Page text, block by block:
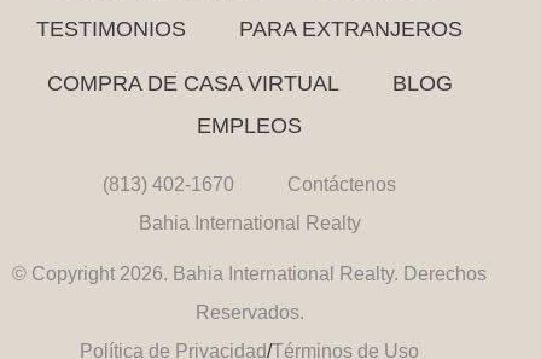
TESTIMONIOS
PARA EXTRANJEROS
COMPRA DE CASA VIRTUAL
BLOG
EMPLEOS
(813) 402-1670
Contáctenos
Bahia International Realty
© Copyright 2026. Bahia International Realty. Derechos
Reservados.
Política de Privacidad/Términos de Uso